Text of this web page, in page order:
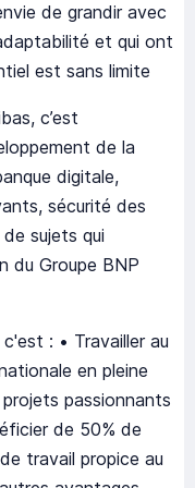
de grandir avec
et qui ont
est sans limite
c’est
de la
digitale,
sécurité des
sujets qui
du Groupe BNP
: • Travailler au
en pleine
passionnants
de 50% de
travail propice au